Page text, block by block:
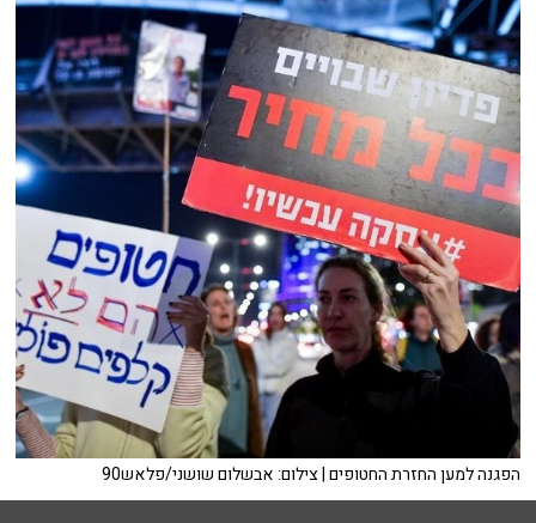
הפגנה למען החזרת החטופים | צילום: אבשלום שושני/פלאש90